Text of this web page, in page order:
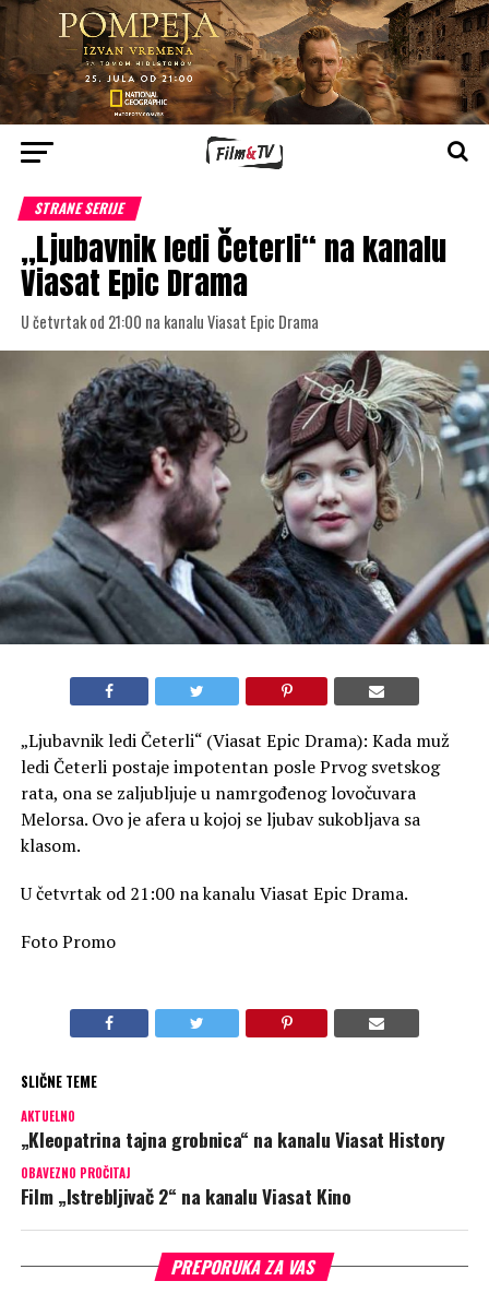
STRANE SERIJE
„Ljubavnik ledi Četerli“ na kanalu
Viasat Epic Drama
U četvrtak od 21:00 na kanalu Viasat Epic Drama
„Ljubavnik ledi Četerli“ (Viasat Epic Drama): Kada muž
ledi Četerli postaje impotentan posle Prvog svetskog
rata, ona se zaljubljuje u namrgođenog lovočuvara
Melorsa. Ovo je afera u kojoj se ljubav sukobljava sa
klasom.
U četvrtak od 21:00 na kanalu Viasat Epic Drama.
Foto Promo
SLIČNE TEME
AKTUELNO
„Kleopatrina tajna grobnica“ na kanalu Viasat History
OBAVEZNO PROČITAJ
Film „Istrebljivač 2“ na kanalu Viasat Kino
PREPORUKA ZA VAS